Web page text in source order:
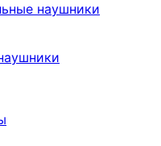
наушники